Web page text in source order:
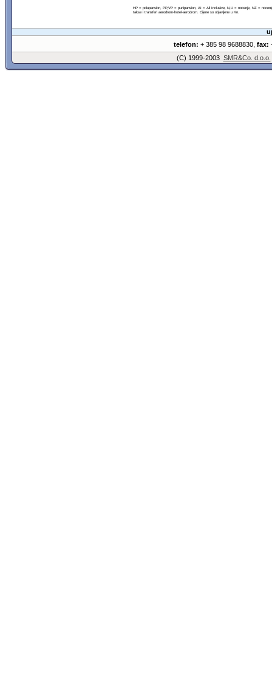
HP = polupansion, PP,VP = punipansion, AI = All Inclusive, N,U = nocenje, NZ =
takse i transferi aerodrom-hotel-aerodrom. Cijene so objavljene u Kn.
telefon: + 385 98 9688830, fax:
(C) 1999-2003 SMR&Co. d.o.o.